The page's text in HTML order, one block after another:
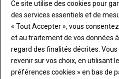
BodyChoisissez votre
compte pour
Lien Créez un
Ce site utilise des cookies pour
des services essentiels et de
« Tout Accepter », vous
et au traitement de vos données
regard des finalités décrites.
revenir sur vos choix, en utilisant
préférences cookies » en bas de